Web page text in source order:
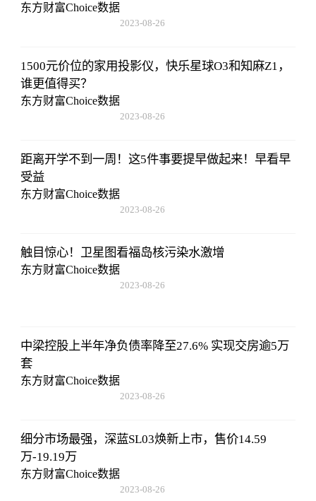
东方财富Choice数据
2023-08-26
1500元价位的家用投影仪，快乐星球O3和知麻Z1，
谁更值得买？
东方财富Choice数据
2023-08-26
距离开学不到一周！这5件事要提早做起来！早看早
受益
东方财富Choice数据
2023-08-26
触目惊心！卫星图看福岛核污染水激增
东方财富Choice数据
2023-08-26
中梁控股上半年净负债率降至27.6% 实现交房逾5万
套
东方财富Choice数据
2023-08-26
细分市场最强，深蓝SL03焕新上市，售价14.59
万-19.19万
东方财富Choice数据
2023-08-26